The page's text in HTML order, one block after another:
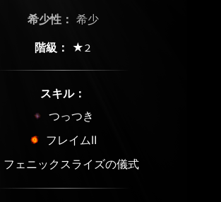
希少性： 希少
階級：
★2
スキル：
つっつき
フレイムⅡ
フェニックスライズの儀式